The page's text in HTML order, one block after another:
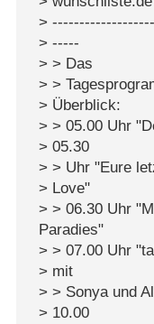
>
> -----
> > Das
> >
> Überblick:
> > 05.00 Uhr
> 05.30
> > Uhr "Eure
> Love"
> > 06.30 Uhr
Paradies"
> > 07.00 Uhr
> mit
> > Sonya und
> 10.00